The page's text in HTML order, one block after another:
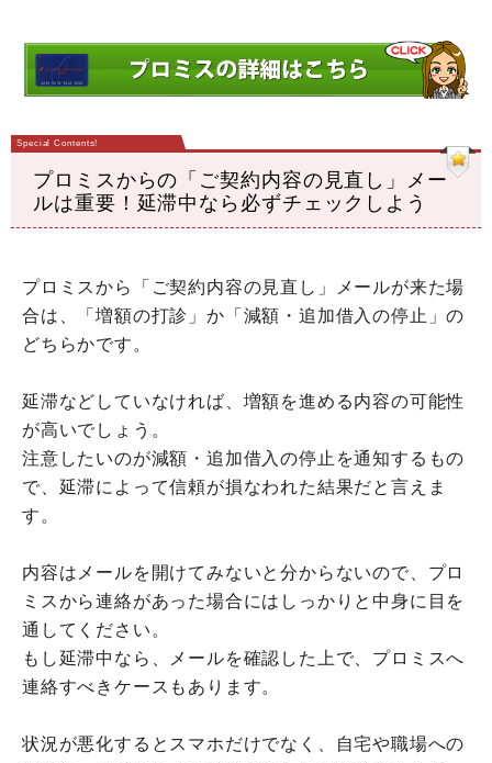
プロミスからの「ご契約内容の見直し」メー
ルは重要！延滞中なら必ずチェックしよう
プロミスから「ご契約内容の見直し」メールが来た場
合は、「増額の打診」か「減額・追加借入の停止」の
どちらかです。
延滞などしていなければ、増額を進める内容の可能性
が高いでしょう。
注意したいのが減額・追加借入の停止を通知するもの
で、延滞によって信頼が損なわれた結果だと言えま
す。
内容はメールを開けてみないと分からないので、プロ
ミスから連絡があった場合にはしっかりと中身に目を
通してください。
もし延滞中なら、メールを確認した上で、プロミスへ
連絡すべきケースもあります。
状況が悪化するとスマホだけでなく、自宅や職場への